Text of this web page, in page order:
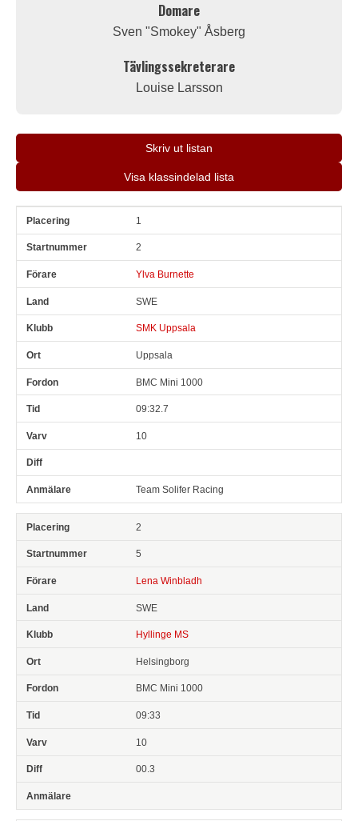
Domare
Sven "Smokey" Åsberg
Tävlingssekreterare
Louise Larsson
Skriv ut listan
Visa klassindelad lista
Pl Snr 1
2
Ylva Burnette
SWE
SMK Uppsala
Uppsala
BMC Mini 1000
09:32.7
10
Team Solifer Racing
2
5
Lena Winbladh
SWE
Hyllinge MS
Helsingborg
BMC Mini 1000
09:33
10
00.3